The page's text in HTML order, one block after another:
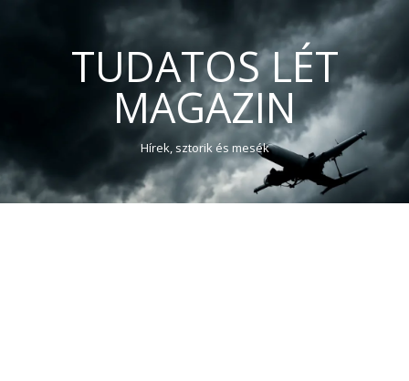
TUDATOS LÉT
MAGAZIN
Hírek, sztorik és mesék